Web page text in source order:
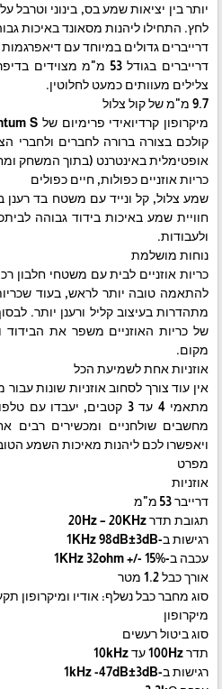
יותר בין יציאות שמע בס, בינוני
לחץ. התחילו ליהנות מסאונד באיכות
דרייברים גדולים במיוחד עם דיאפרגמות
דרייברים בגודל 53 מ"מ
צלילים מעוותים כמעט לחלוטין.
9.7 מ"מ של קול צלול
קולכם בצורה ברורה לחברים ולחברי
אופטימלית באינטרנט (בתוך המשחק
כריות אוזניים כפולות, חיים כפולים
שמע צלול, קל ונייד עם משטח בד רענן
חוויית שמע באיכות בידוד גבוהה
ולעבודות.
נוחות מושלמת
כריות אוזניים לבית עם משטחי חלבון
להתאמה טובה יותר לראש, בעוד
מתהדרות בעיצוב קליל ורענן יותר.
של כריות האוזניים משפר את הבידוד
מקום.
אוזניות אחת לשמיעת הכל
מתאמי 4 עד 3 קטבים, יעבדו
ויאפשרו לכם ליהנות מאיכות השמע
מפרט
אוזניות
דרייבר 53 מ"מ
תגובת תדר 20Hz – 20KHz
רגישות ב-1KHz 98dB±3dB
עכבה ב-1KHz 32ohm +/- 15%
אורך כבל 1.2 מטר
סוג מחבר כבל נשלף: אודיו ומיקרופון תקע 3.5
מיקרופון
סוג ביטול רעשים
תדר 100Hz עד 10kHz
רגישות ב-1kHz -47dB±3dB